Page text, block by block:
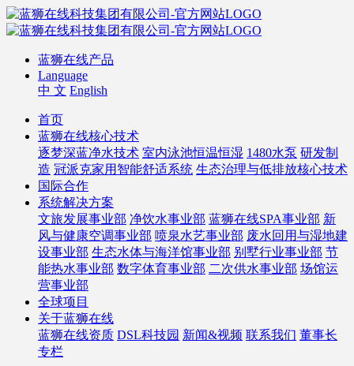
蓝狮在线产品
Language
中 文 English
首页
蓝狮在线核心技术
逐梦深蓝净水技术 室内泳池恒温恒湿 1480水泵 研发制
造 冠派克家用智能舒适系统 生态治理与低排放核心技术
国际合作
系统解决方案
文旅发展事业部 净饮水事业部 蓝狮在线SPA事业部 新
风与健康空调事业部 喷泉水艺事业部 废水回用与湿地建
设事业部 生态水体与海洋馆事业部 别墅行业事业部 节
能热水事业部 数字体育事业部 二次供水事业部 场馆运
营事业部
全球项目
关于蓝狮在线
蓝狮在线资质 DSL科技园 新闻&视频 联系我们 董事长
专栏